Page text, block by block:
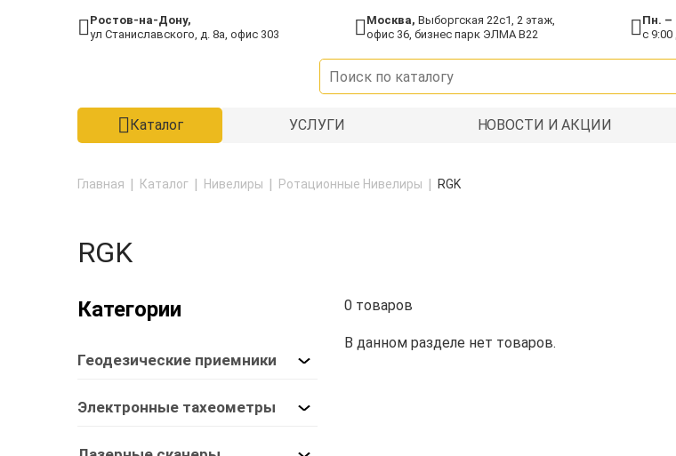
Ростов-на-Дону,
ул Станиславского, д. 8а, офис 303
Москва, Выборгская 22с1, 2 этаж,
офис 36, бизнес парк ЭЛМА В22
Пн. –
с 9:00
Каталог УСЛУГИ НОВОСТИ И АКЦИИ
Главная Каталог Нивелиры Ротационные Нивелиры RGK
RGK
Категории
Геодезические приемники
Электронные тахеометры
0 товаров
В данном разделе нет товаров.